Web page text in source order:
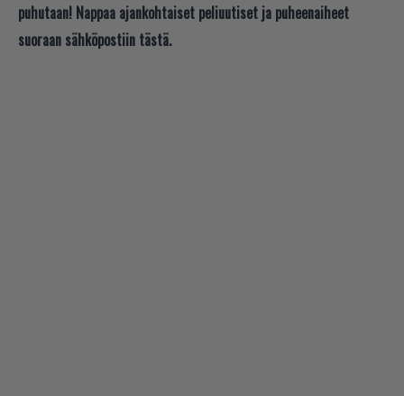
puhutaan! Nappaa ajankohtaiset peliuutiset ja puheenaiheet
suoraan sähköpostiin tästä.